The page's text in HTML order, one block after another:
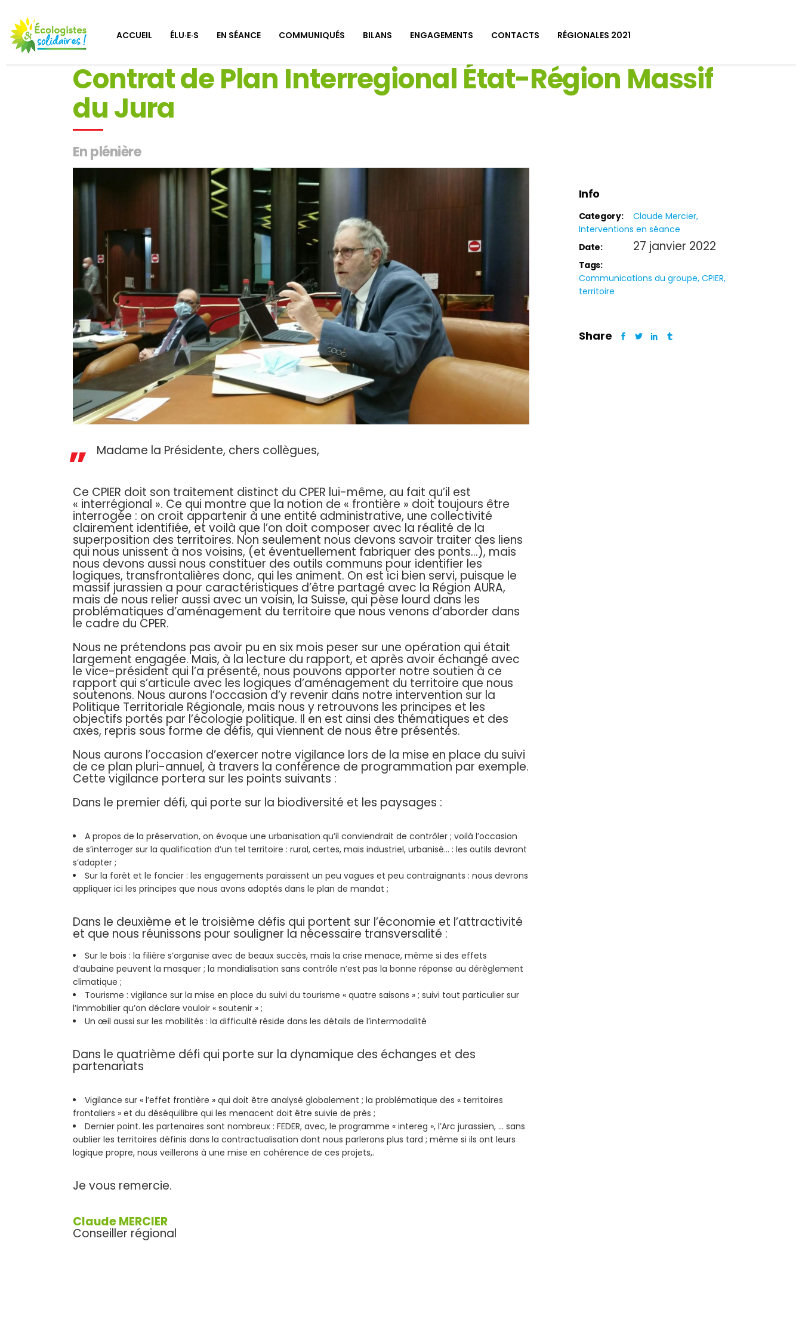
ACCUEIL ÉLU·E·S EN SÉANCE COMMUNIQUÉS BILANS ENGAGEMENTS CONTACTS RÉGIONALES 2021
Contrat de Plan Interregional État-Région Massif
du Jura
En plénière
Madame la Présidente, chers collègues,
Ce CPIER doit son traitement distinct du CPER lui-même, au fait qu’il est
« interrégional ». Ce qui montre que la notion de « frontière » doit toujours être
interrogée : on croit appartenir à une entité administrative, une collectivité
clairement identifiée, et voilà que l’on doit composer avec la réalité de la
superposition des territoires. Non seulement nous devons savoir traiter des liens
qui nous unissent à nos voisins, (et éventuellement fabriquer des ponts…), mais
nous devons aussi nous constituer des outils communs pour identifier les
logiques, transfrontalières donc, qui les animent. On est ici bien servi, puisque le
massif jurassien a pour caractéristiques d’être partagé avec la Région AURA,
mais de nous relier aussi avec un voisin, la Suisse, qui pèse lourd dans les
problématiques d’aménagement du territoire que nous venons d’aborder dans
le cadre du CPER.
Nous ne prétendons pas avoir pu en six mois peser sur une opération qui était
largement engagée. Mais, à la lecture du rapport, et après avoir échangé avec
le vice-président qui l’a présenté, nous pouvons apporter notre soutien à ce
rapport qui s’articule avec les logiques d’aménagement du territoire que nous
soutenons. Nous aurons l’occasion d’y revenir dans notre intervention sur la
Politique Territoriale Régionale, mais nous y retrouvons les principes et les
objectifs portés par l’écologie politique. Il en est ainsi des thématiques et des
axes, repris sous forme de défis, qui viennent de nous être présentés.
Nous aurons l’occasion d’exercer notre vigilance lors de la mise en place du suivi
de ce plan pluri-annuel, à travers la conférence de programmation par exemple.
Cette vigilance portera sur les points suivants :
Dans le premier défi, qui porte sur la biodiversité et les paysages :
A propos de la préservation, on évoque une urbanisation qu’il conviendrait de contrôler ; voilà l’occasion
de s’interroger sur la qualification d’un tel territoire : rural, certes, mais industriel, urbanisé… : les outils devront
s’adapter ;
Sur la forêt et le foncier : les engagements paraissent un peu vagues et peu contraignants : nous devrons
appliquer ici les principes que nous avons adoptés dans le plan de mandat ;
Dans le deuxième et le troisième défis qui portent sur l’économie et l’attractivité
et que nous réunissons pour souligner la nécessaire transversalité :
Sur le bois : la filière s’organise avec de beaux succès, mais la crise menace, même si des effets
d’aubaine peuvent la masquer ; la mondialisation sans contrôle n’est pas la bonne réponse au dérèglement
climatique ;
Tourisme : vigilance sur la mise en place du suivi du tourisme « quatre saisons » ; suivi tout particulier sur
l’immobilier qu’on déclare vouloir « soutenir » ;
Un œil aussi sur les mobilités : la difficulté réside dans les détails de l’intermodalité
Dans le quatrième défi qui porte sur la dynamique des échanges et des
partenariats
Vigilance sur « l’effet frontière » qui doit être analysé globalement ; la problématique des « territoires
frontaliers » et du déséquilibre qui les menacent doit être suivie de près ;
Dernier point. les partenaires sont nombreux : FEDER, avec, le programme « intereg », l’Arc jurassien, … sans
oublier les territoires définis dans la contractualisation dont nous parlerons plus tard ; même si ils ont leurs
logique propre, nous veillerons à une mise en cohérence de ces projets,.
Je vous remercie.
Claude MERCIER
Conseiller régional
Info
Category:
Claude Mercier
Interventions en séance
Date:
27 janvier 2022
Tags:
Communications du groupe CPIER
territoire
Share